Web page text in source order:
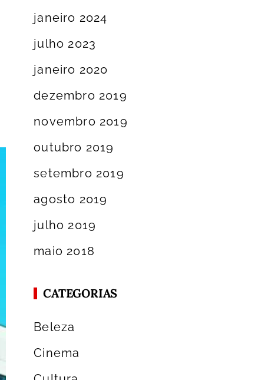
janeiro 2024
julho 2023
janeiro 2020
dezembro 2019
novembro 2019
outubro 2019
setembro 2019
agosto 2019
julho 2019
maio 2018
CATEGORIAS
Beleza
Cinema